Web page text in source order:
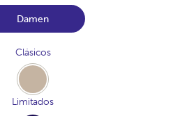
Damen
Clásicos
Gris-
Arena
Limitados